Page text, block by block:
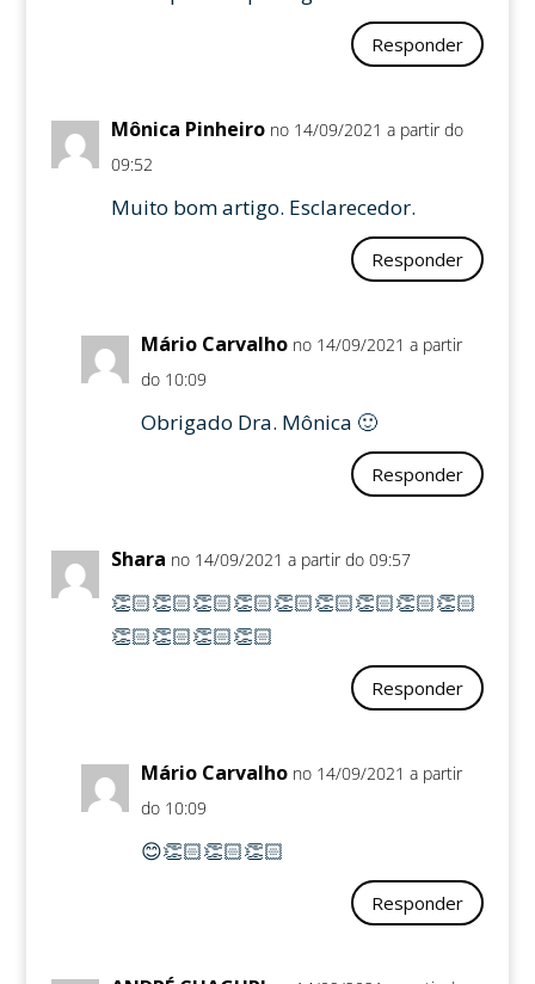
Responder
Mônica Pinheiro no 14/09/2021 a partir do
09:52
Muito bom artigo. Esclarecedor.
Responder
Mário Carvalho no 14/09/2021 a partir
do 10:09
Obrigado Dra. Mônica 🙂
Responder
Shara no 14/09/2021 a partir do 09:57
👏🏻👏🏻👏🏻👏🏻👏🏻👏🏻👏🏻👏🏻👏🏻
👏🏻👏🏻👏🏻👏🏻
Responder
Mário Carvalho no 14/09/2021 a partir
do 10:09
😊👏🏻👏🏻👏🏻
Responder